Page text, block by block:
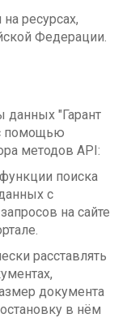
ресурсах,
Федерации.
"Гарант
помощью
методов API:
поиска
с
на сайте
расставлять
документа
в нём